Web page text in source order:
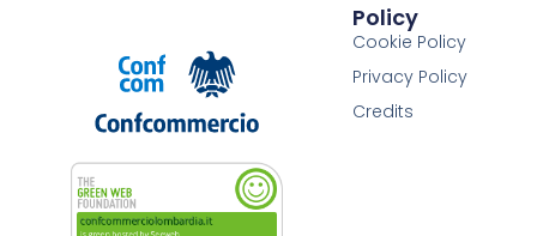
Policy
Cookie Policy
Privacy Policy
Credits